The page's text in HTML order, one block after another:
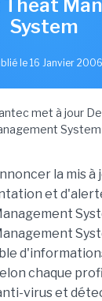
System
le 16 Janvier 2006
la mis à
et
chaque
virus et